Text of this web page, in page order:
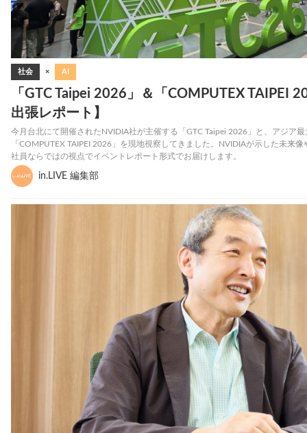
社会 × AI
「GTC Taipei 2026」＆「COMPUTEX TAIPEI
出張レポート】
今月台北にて開催されたNVIDIA社が主催する「GTC Taipei 2026」と、アジア
「COMPUTEX TAIPEI 2026」を現地視察してきました。NVIDIAが示した未来
社員ならではの視点でイベントレポート形式でお届けします。
in.LIVE 編集部